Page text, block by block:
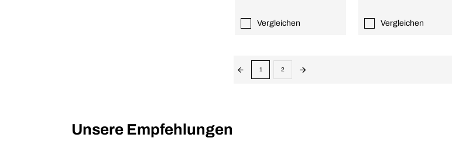
Vergleichen Vergleichen
1 2
Unsere Empfehlungen